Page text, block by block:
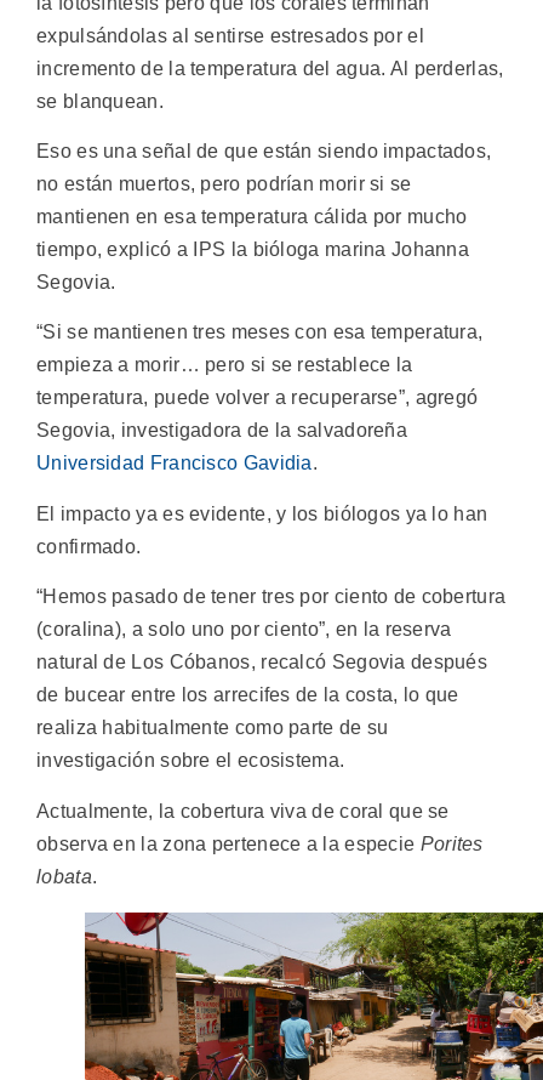
expulsándolas al sentirse estresados por el
incremento de la temperatura del agua. Al perderlas,
se blanquean.
Eso es una señal de que están siendo impactados,
no están muertos, pero podrían morir si se
mantienen en esa temperatura cálida por mucho
tiempo, explicó a IPS la bióloga marina Johanna
Segovia.
“Si se mantienen tres meses con esa temperatura,
empieza a morir… pero si se restablece la
temperatura, puede volver a recuperarse”, agregó
Segovia, investigadora de la salvadoreña
Universidad Francisco Gavidia.
El impacto ya es evidente, y los biólogos ya lo han
confirmado.
“Hemos pasado de tener tres por ciento de cobertura
(coralina), a solo uno por ciento”, en la reserva
natural de Los Cóbanos, recalcó Segovia después
de bucear entre los arrecifes de la costa, lo que
realiza habitualmente como parte de su
investigación sobre el ecosistema.
Actualmente, la cobertura viva de coral que se
observa en la zona pertenece a la especie Porites
lobata.